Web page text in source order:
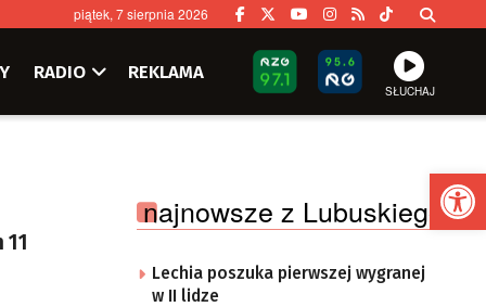
piątek, 7 sierpnia 2026
RADIO REKLAMA
SŁUCHAJ
najnowsze z Lubuskiego
Lechia poszuka pierwszej wygranej
w II lidze